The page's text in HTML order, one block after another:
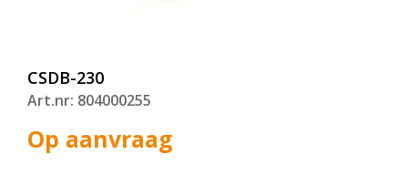
CSDB-230
Art.nr: 804000255
Op aanvraag